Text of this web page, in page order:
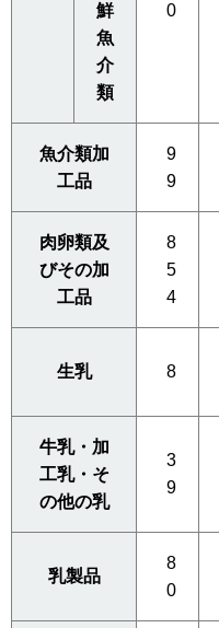
鮮
魚
介
類
0
魚介類加
工品
9
9
肉卵類及
びその加
工品
8
5
4
生乳 8
牛乳・加
工乳・そ
の他の乳
3
9
乳製品
8
0